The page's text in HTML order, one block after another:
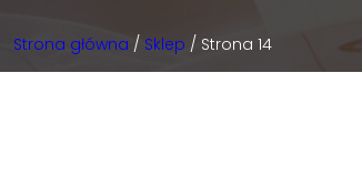
Strona główna / Sklep / Strona 14